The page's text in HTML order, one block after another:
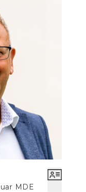
af
der gør det nemt
kendt for sin
natur og byliv
være den
også en
med denne
for at
når du ikke
med
i år 2024 kr.
MDE